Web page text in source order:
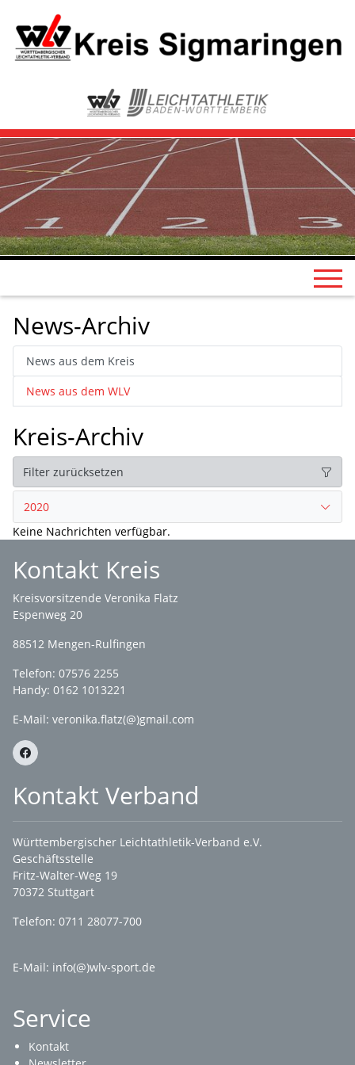
News-Archiv
News aus dem Kreis
News aus dem WLV
Kreis-Archiv
Filter zurücksetzen
2020
Keine Nachrichten verfügbar.
Kontakt Kreis
Kreisvorsitzende Veronika Flatz
Espenweg 20
88512 Mengen-Rulfingen
Telefon: 07576 2255
Handy: 0162 1013221
E-Mail: veronika.flatz(@)gmail.com
Kontakt Verband
Württembergischer Leichtathletik-Verband e.V.
Geschäftsstelle
Fritz-Walter-Weg 19
70372 Stuttgart
Telefon: 0711 28077-700
E-Mail: info(@)wlv-sport.de
Service
Kontakt